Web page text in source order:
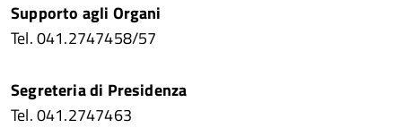
Supporto agli Organi
Tel. 041.2747458/57
Segreteria di Presidenza
Tel. 041.2747463